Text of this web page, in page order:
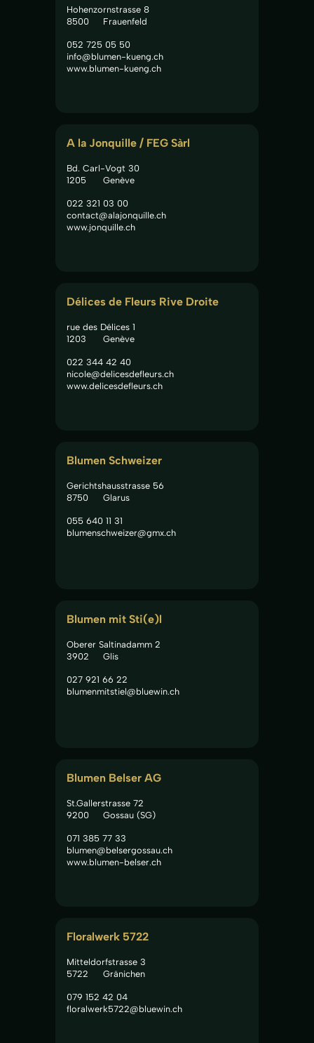
Hohenzornstrasse 8
8500
Frauenfeld
052 725 05 50
info@blumen-kueng.ch
www.blumen-kueng.ch
A la Jonquille / FEG Sàrl
Bd. Carl-Vogt 30
1205
Genève
022 321 03 00
contact@alajonquille.ch
www.jonquille.ch
Délices de Fleurs Rive Droite
rue des Délices 1
1203
Genève
022 344 42 40
nicole@delicesdefleurs.ch
www.delicesdefleurs.ch
Blumen Schweizer
Gerichtshausstrasse 56
8750
Glarus
055 640 11 31
blumenschweizer@gmx.ch
Blumen mit Sti(e)l
Oberer Saltinadamm 2
3902
Glis
027 921 66 22
blumenmitstiel@bluewin.ch
Blumen Belser AG
St.Gallerstrasse 72
9200
Gossau (SG)
071 385 77 33
blumen@belsergossau.ch
www.blumen-belser.ch
Floralwerk 5722
Mitteldorfstrasse 3
5722
Gränichen
079 152 42 04
floralwerk5722@bluewin.ch